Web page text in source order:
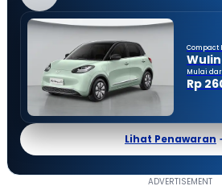
Compact
Mulai
Rp
Lihat Penawaran